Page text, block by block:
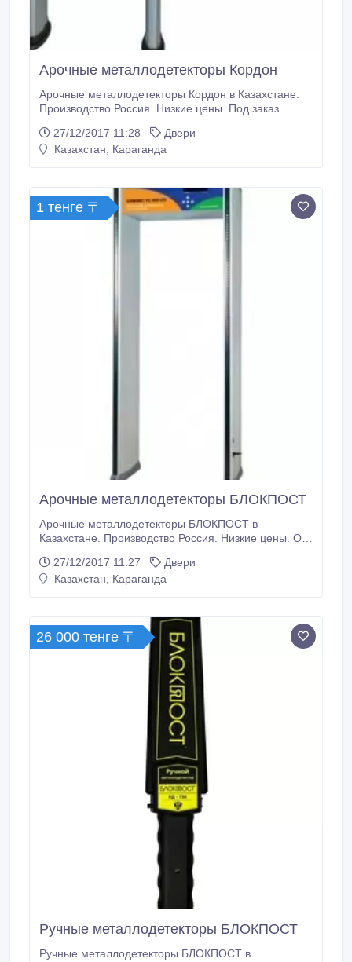
Арочные металлодетекторы Кордон
Арочные металлодетекторы Кордон в Казахстане.
Производство Россия. Низкие цены. Под заказ.
организациям скидки..
27/12/2017 11:28
Двери
Казахстан, Караганда
1 тенге 〒
Арочные металлодетекторы БЛОКПОСТ
Арочные металлодетекторы БЛОКПОСТ в
Казахстане. Производство Россия. Низкие цены. От
монтажным организациям скидки..
27/12/2017 11:27
Двери
Казахстан, Караганда
26 000 тенге 〒
Ручные металлодетекторы БЛОКПОСТ
Ручные металлодетекторы БЛОКПОСТ в